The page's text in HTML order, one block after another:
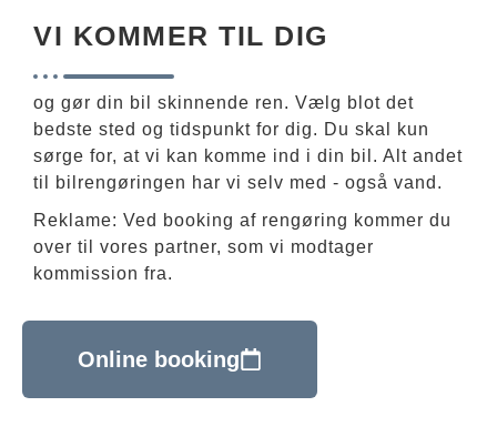
VI KOMMER TIL DIG
og gør din bil skinnende ren. Vælg blot det
bedste sted og tidspunkt for dig. Du skal kun
sørge for, at vi kan komme ind i din bil. Alt andet
til bilrengøringen har vi selv med - også vand.
Reklame: Ved booking af rengøring kommer du
over til vores partner, som vi modtager
kommission fra.
Online booking